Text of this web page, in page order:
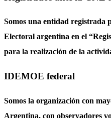
Somos una entidad registrada
Electoral argentina en el
para la realización de la
IDEMOE federal
Somos la organización con
Argentina, con observadores